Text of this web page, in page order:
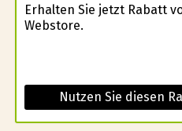
Erhalten Sie jetzt Rabatt
Webstore.
Nutzen Sie diesen